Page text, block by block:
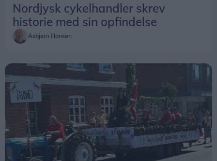
Nordjysk cykelhandler skrev
historie med sin opfindelse
Asbjørn Hansen